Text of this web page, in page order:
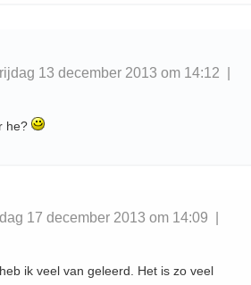
13 december 2013 om 14:12 |
he?
17 december 2013 om 14:09 |
ik veel van geleerd. Het is zo veel